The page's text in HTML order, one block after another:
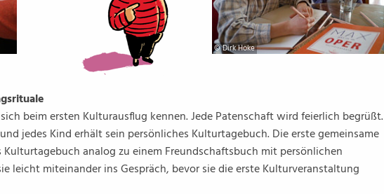
© Dirk Höke
beim ersten Kulturausflug kennen. Jede Patenschaft wird feierlich begrüßt.
jedes Kind erhält sein persönliches Kulturtagebuch. Die erste gemeinsame
Kulturtagebuch analog zu einem Freundschaftsbuch mit persönlichen
leicht miteinander ins Gespräch, bevor sie die erste Kulturveranstaltung